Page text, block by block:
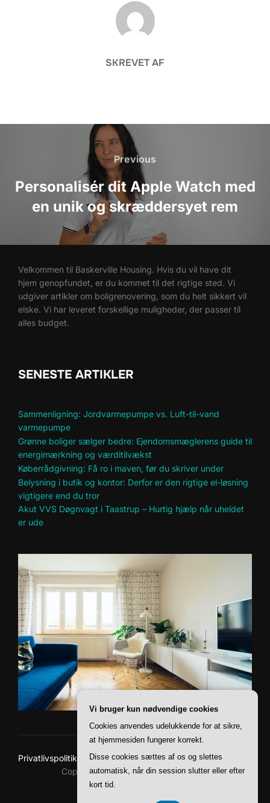
FORFATTER
SKREVET AF
Indlægsnavigation
Previous
Previous
Personalisér dit Apple Watch med
en unik og skræddersyet rem
Velkommen til Baskerville Housing. Hvis du vil have dit
hjem genopfundet, er du kommet til det rigtige sted. Vi
udgiver artikler om boligrenovering, som du helt sikkert vil
elske. Vi har leveret forskellige muligheder, der passer til
alles budget.
SENESTE ARTIKLER
Sammenligning: Jordvarmepumpe vs. Luft-til-vand
varmepumpe
Grønne boliger sælger bedre: Ejendomsmæglerens guide til
energimærkning og værditilvækst
Køberrådgivning: Få ro i maven, før du skriver under
Belysning i butik og kontor: Derfor er den rigtige el-løsning
vigtigere end du tror
Akut VVS Døgnvagt i Taastrup – Hurtig hjælp når uheldet
er ude
Privatlivspolitik
Copyright © 2026 Baskerville Boliger
Inspiro Theme
Vi bruger kun nødvendige cookies
Cookies anvendes udelukkende for at sikre,
at hjemmesiden fungerer korrekt.
Disse cookies sættes af os og slettes
automatisk, når din session slutter eller efter
kort tid.